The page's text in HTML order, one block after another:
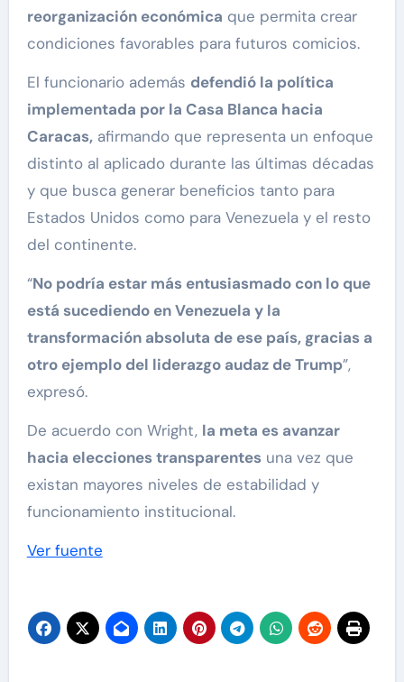
reorganización económica que permita crear
condiciones favorables para futuros comicios.
El funcionario además defendió la política
implementada por la Casa Blanca hacia
Caracas,afirmando que representa un enfoque
distinto al aplicado durante las últimas décadas
y que busca generar beneficios tanto para
Estados Unidos como para Venezuela y el resto
del continente.
“No podría estar más entusiasmado con lo que
está sucediendo en Venezuela y la
transformación absoluta de ese país, gracias a
otro ejemplo del liderazgo audaz de Trump”,
expresó.
De acuerdo con Wright, la meta es avanzar
hacia elecciones transparentesuna vez que
existan mayores niveles de estabilidad y
funcionamiento institucional.
Ver fuente